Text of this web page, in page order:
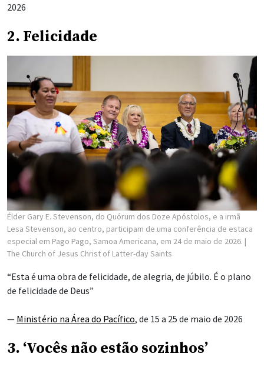
2026
2. Felicidade
Élder Gary E. Stevenson, do Quórum dos Doze Apóstolos, e a irmã
Lesa Stevenson, ao centro, participam de uma conferência de estaca
especial em Pago Pago, Samoa Americana, em 24 de maio de 2026. |
The Church of Jesus Christ of Latter-day Saints
“Esta é uma obra de felicidade, de alegria, de júbilo. É o plano
de felicidade de Deus”
— Ministério na Área do Pacífico, de 15 a 25 de maio de 2026
3. ‘Vocês não estão sozinhos’